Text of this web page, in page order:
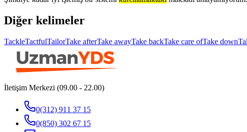
Diğer kelimeler
TackleTactfulTailorTake afterTake awayTake backTake care ofTake down
İletişim Merkezi (09.00 - 22.00)
0(312) 911 37 15
0(850) 302 67 15